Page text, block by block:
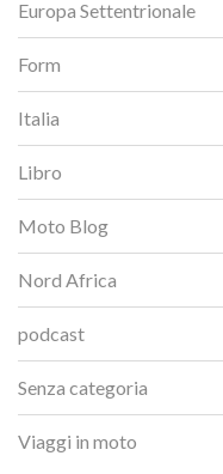
Europa Settentrionale
Form
Italia
Libro
Moto Blog
Nord Africa
podcast
Senza categoria
Viaggi in moto